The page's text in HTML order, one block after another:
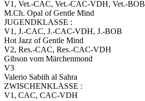
V1, Vet.-CAC, Vet.-CAC-VDH, Vet.-BOB
M.Ch. Opal of Gentle Mind
JUGENDKLASSE :
V1, J.-CAC, J.-CAC-VDH, J.-BOB
Hot Jazz of Gentle Mind
V2, Res.-CAC, Res.-CAC-VDH
Gibson vom Märchenmond
V3
Valerio Sabiih al Sahra
ZWISCHENKLASSE :
V1, CAC, CAC-VDH